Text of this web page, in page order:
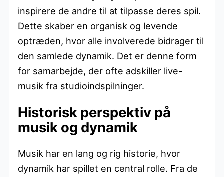
inspirere de andre til at tilpasse deres spil.
Dette skaber en organisk og levende
optræden, hvor alle involverede bidrager til
den samlede dynamik. Det er denne form
for samarbejde, der ofte adskiller live-
musik fra studioindspilninger.
Historisk perspektiv på
musik og dynamik
Musik har en lang og rig historie, hvor
dynamik har spillet en central rolle. Fra de